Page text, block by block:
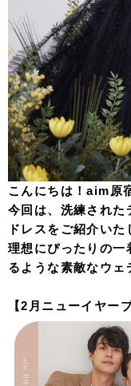
こんにちは！aim原
今回は、洗練された
ドレスをご紹介いた
理想にぴったりの一
るような素敵なウェ
【2月ニューイヤー